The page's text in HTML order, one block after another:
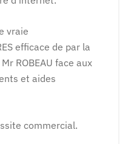
vraie
efficace de par la
ROBEAU face aux
et aides
commercial.